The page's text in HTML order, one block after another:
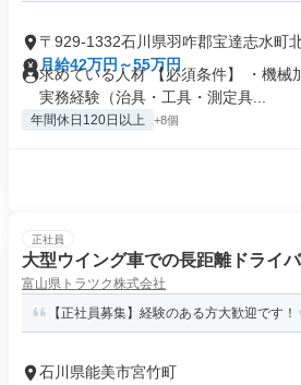
〒929-1332石川県羽咋郡宝達志水町
月給42万円～55万円
求めている人材 【必須条件】 ・機械
実務経験（治具・工具・測定具...
年間休日120日以上 +8個
正社員
大型ウイング車での長距離ドライ
富山県トラツク株式会社
【正社員募集】経験のある方大歓迎です！
石川県能美市宮竹町